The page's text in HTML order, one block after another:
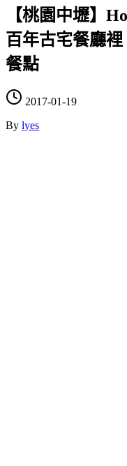
【桃園中壢】
百年古宅餐廳
餐點
2017-01-19
By lyes